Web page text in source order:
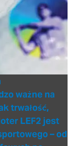
ważne na
trwałość,
LEF2 jest
– od